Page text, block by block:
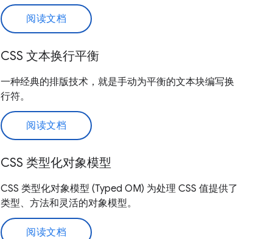
阅读文档
CSS 文本换行平衡
一种经典的排版技术，就是手动为平衡的文本块编写换
行符。
阅读文档
CSS 类型化对象模型
CSS 类型化对象模型 (Typed OM) 为处理 CSS 值提供了
类型、方法和灵活的对象模型。
阅读文档